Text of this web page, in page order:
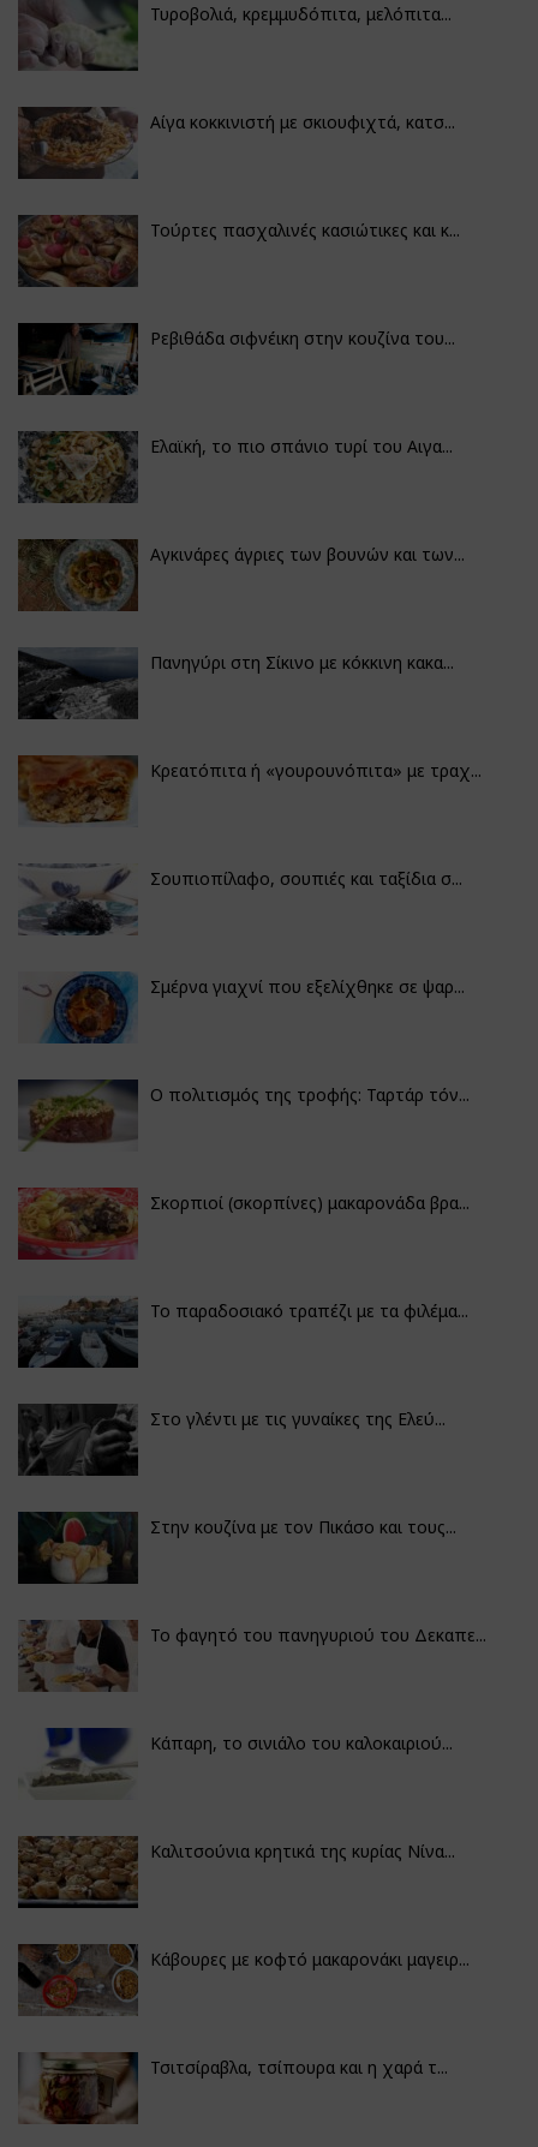
Τυροβολιά, κρεμμυδόπιτα, μελόπιτα...
Αίγα κοκκινιστή με σκιουφιχτά, κατσ...
Τούρτες πασχαλινές κασιώτικες και κ...
Ρεβιθάδα σιφνέικη στην κουζίνα του...
Ελαϊκή, το πιο σπάνιο τυρί του Αιγα...
Αγκινάρες άγριες των βουνών και των...
Πανηγύρι στη Σίκινο με κόκκινη κακα...
Κρεατόπιτα ή «γουρουνόπιτα» με τραχ...
Σουπιοπίλαφο, σουπιές και ταξίδια σ...
Σμέρνα γιαχνί που εξελίχθηκε σε ψαρ...
Ο πολιτισμός της τροφής: Ταρτάρ τόν...
Σκορπιοί (σκορπίνες) μακαρονάδα βρα...
Το παραδοσιακό τραπέζι με τα φιλέμα...
Στο γλέντι με τις γυναίκες της Ελεύ...
Στην κουζίνα με τον Πικάσο και τους...
Το φαγητό του πανηγυριού του Δεκαπε...
Κάπαρη, το σινιάλο του καλοκαιριού...
Καλιτσούνια κρητικά της κυρίας Νίνα...
Κάβουρες με κοφτό μακαρονάκι μαγειρ...
Τσιτσίραβλα, τσίπουρα και η χαρά τ...